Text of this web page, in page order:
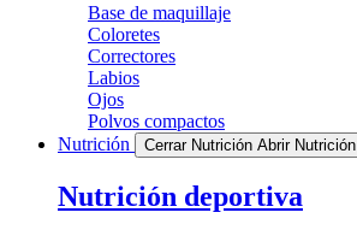
Base de maquillaje
Coloretes
Correctores
Labios
Ojos
Polvos compactos
Nutrición
Cerrar Nutrición Abrir Nutrición
Nutrición deportiva